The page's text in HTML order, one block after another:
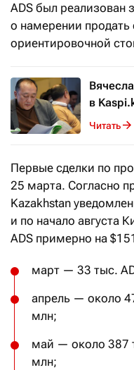
ADS был реализован
о намерении
ориентировочной
в
Читать
Первые сделки по
25 марта. Согласно
Kazakhstan
и по начало августа
ADS примерно на
март — 33 тыс.
апрель — около
млн;
май — около 387
млн;